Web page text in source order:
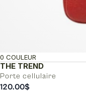
THE TREND
Porte cellulaire
0 COULEUR
120.00$